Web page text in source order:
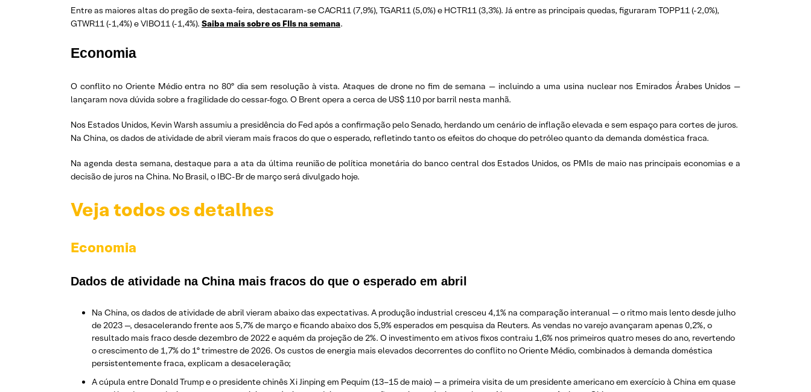
Entre as maiores altas do pregão de sexta-feira, destacaram-se CACR11 (7,9%), TGAR11 (5,0%) e HCTR11 (3,3%). Já entre as principais quedas, figuraram TOPP11 (-2,0%),
GTWR11 (-1,4%) e VIBO11 (-1,4%). Saiba mais sobre os FIIs na semana.
Economia
O conflito no Oriente Médio entra no 80º dia sem resolução à vista. Ataques de drone no fim de semana — incluindo a uma usina nuclear nos Emirados Árabes Unidos —
lançaram nova dúvida sobre a fragilidade do cessar-fogo. O Brent opera a cerca de US$ 110 por barril nesta manhã.
Nos Estados Unidos, Kevin Warsh assumiu a presidência do Fed após a confirmação pelo Senado, herdando um cenário de inflação elevada e sem espaço para cortes de juros.
Na China, os dados de atividade de abril vieram mais fracos do que o esperado, refletindo tanto os efeitos do choque do petróleo quanto da demanda doméstica fraca.
Na agenda desta semana, destaque para a ata da última reunião de política monetária do banco central dos Estados Unidos, os PMIs de maio nas principais economias e a
decisão de juros na China. No Brasil, o IBC-Br de março será divulgado hoje.
Veja todos os detalhes
Economia
Dados de atividade na China mais fracos do que o esperado em abril
Na China, os dados de atividade de abril vieram abaixo das expectativas. A produção industrial cresceu 4,1% na comparação interanual — o ritmo mais lento desde julho
de 2023 —, desacelerando frente aos 5,7% de março e ficando abaixo dos 5,9% esperados em pesquisa da Reuters. As vendas no varejo avançaram apenas 0,2%, o
resultado mais fraco desde dezembro de 2022 e aquém da projeção de 2%. O investimento em ativos fixos contraiu 1,6% nos primeiros quatro meses do ano, revertendo
o crescimento de 1,7% do 1º trimestre de 2026. Os custos de energia mais elevados decorrentes do conflito no Oriente Médio, combinados à demanda doméstica
persistentemente fraca, explicam a desaceleração;
A cúpula entre Donald Trump e o presidente chinês Xi Jinping em Pequim (13–15 de maio) — a primeira visita de um presidente americano em exercício à China em quase